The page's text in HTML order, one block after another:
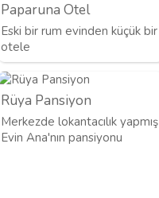
Paparuna Otel
Eski bir rum evinden küçük bir
otele
Rüya Pansiyon
Merkezde lokantacılık yapmış
Evin Ana'nın pansiyonu